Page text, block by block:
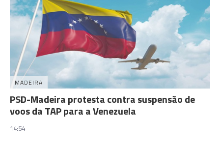
MADEIRA
PSD-Madeira protesta contra suspensão de
voos da TAP para a Venezuela
14:54